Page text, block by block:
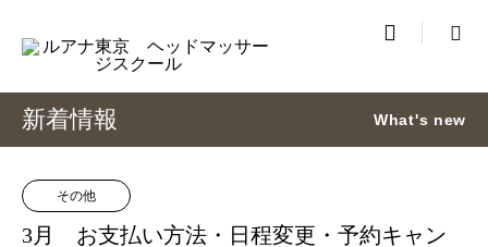

新着情報 What's new
その他
3月 お支払い方法・日程変更・予約キャン